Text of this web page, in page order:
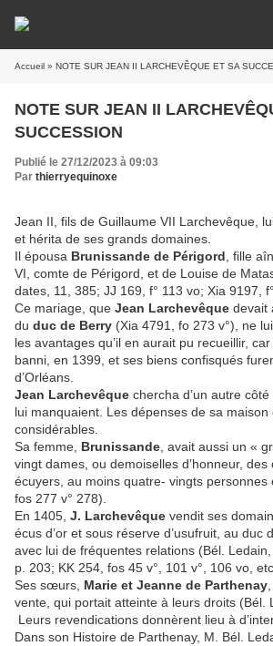
Accueil » NOTE SUR JEAN II LARCHEVÊQUE ET SA
NOTE SUR JEAN II
SUCCESSION
Publié le 27/12/2023 à 09:03
Par thierryequinoxe
Jean II, fils de Guillaume VII Larchevêque,
et hérita de ses grands domaines.
Il épousa Brunissande de Périgord , fille
VI, comte de Périgord, et de Louise de
dates, 11, 385; JJ 169, f° 113 vo; Xia 9197,
Ce mariage, que Jean Larchevêque devait
du duc de Berry (Xia 4791, fo 273 v°), ne
les avantages qu’il en aurait pu recueillir,
banni, en 1399, et ses biens confisqués
d’Orléans.
Jean Larchevêque chercha d’un autre
lui manquaient. Les dépenses de sa maison
considérables.
Sa femme, Brunissande , avait aussi un «
vingt dames, ou demoiselles d’honneur, des
écuyers, au moins quatre- vingts personnes
fos 277 v° 278).
En 1405, J. Larchevêque vendit ses
écus d’or et sous réserve d’usufruit, au duc
avec lui de fréquentes relations (Bél.
p. 203; KK 254, fos 45 v°, 101 v°, 106 vo,
Ses sœurs, Marie et Jeanne de Parthenay
vente, qui portait atteinte à leurs droits (Bél.
Leurs revendications donnèrent lieu à
Dans son Histoire de Parthenay, M. Bél.